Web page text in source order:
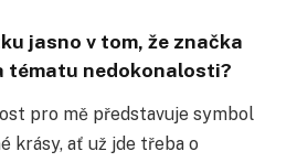
jasno v tom, že značka
tématu nedokonalosti?
pro mě představuje symbol
krásy, ať už jde třeba o